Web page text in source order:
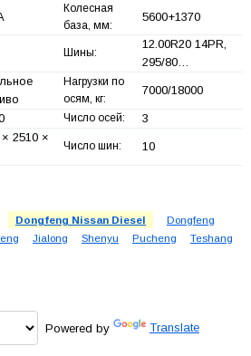
Колесная
база, мм:
5600+1370
Шины:
12.00R20 14PR,
295/80…
Нагрузки по
осям, кг:
7000/18000
Число осей: 3
2510 ×
Число шин: 10
Dongfeng Nissan Diesel
Dongfeng
Jialong Shenyu Pucheng
Teshang
Powered by Translate